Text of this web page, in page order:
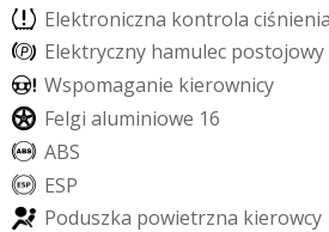
Elektroniczna kontrola ciśnienia
Elektryczny hamulec postojowy
Wspomaganie kierownicy
Felgi aluminiowe 16
ABS
ESP
Poduszka powietrzna kierowcy